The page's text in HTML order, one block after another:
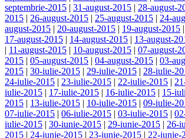
septembrie-2015 | 31-august-2015 | 28-august-
2015 | 26-august-2015 | 25-august-2015 | 24-
august-2015 | 20-august-2015 | 19-august-2015 |
17-august-2015 | 14-august-2015 | 13-august-
| 11-august-2015 | 10-august-2015 | 07-august-
2015 | 05-august-2015 | 04-august-2015 | 03-
2015 | 30-iulie-2015 | 29-iulie-2015 | 28-iulie-
24-iulie-2015 | 23-iulie-2015 | 22-iulie-2015 |
iulie-2015 | 17-iulie-2015 | 16-iulie-2015 | 15-
2015 | 13-iulie-2015 | 10-iulie-2015 | 09-iulie-
07-iulie-2015 | 06-iulie-2015 | 03-iulie-2015 |
iulie-2015 | 30-iunie-2015 | 29-iunie-2015 | 26-
2015 | 24-iunie-2015 | 23-iunie-2015 | 22-iunie-